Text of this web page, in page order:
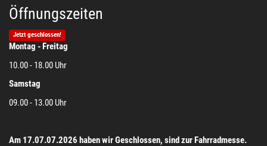
Öffnungszeiten
Jetzt geschlossen!
Montag - Freitag
10.00 - 18.00 Uhr
Samstag
09.00 - 13.00 Uhr
Am 17.07.07.2026 haben wir Geschlossen, sind zur Fahrradmesse.